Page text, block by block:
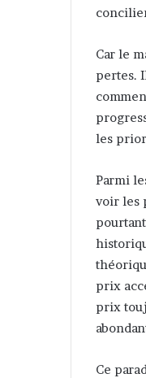
Car le
pertes.
les
Parmi
voir les
prix
prix
Ce